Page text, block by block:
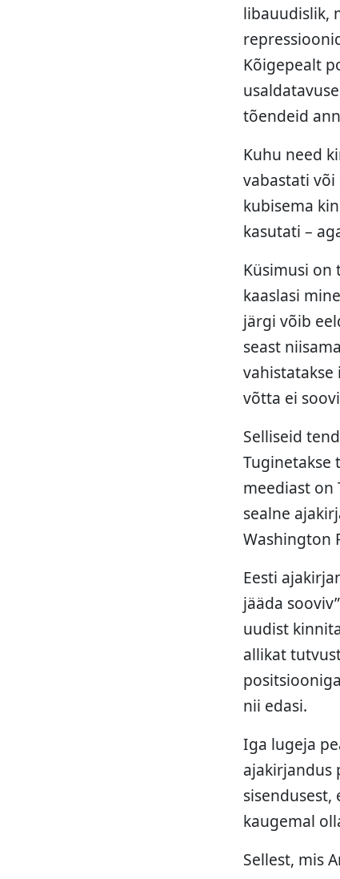
libauudislik,
Kõigepealt
tõendeid
Kuhu need
vabastati või
kubisema
kasutati –
Küsimusi on
kaaslasi
järgi võib
seast
võtta ei
Selliseid
Tuginetakse
meediast on
sealne
Washington
Eesti
jääda
uudist
allikat
nii edasi.
Iga lugeja
ajakirjandus
sisendusest,
kaugemal
Sellest, mis